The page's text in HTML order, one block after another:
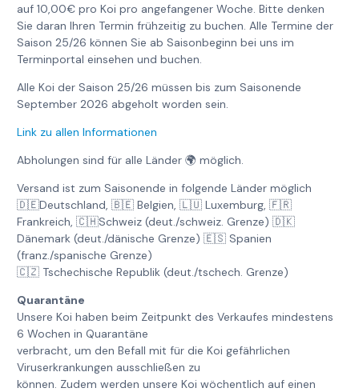
auf 10,00€ pro Koi pro angefangener Woche. Bitte denken
Sie daran Ihren Termin frühzeitig zu buchen. Alle Termine der
Saison 25/26 können Sie ab Saisonbeginn bei uns im
Terminportal einsehen und buchen.
Alle Koi der Saison 25/26 müssen bis zum Saisonende
September 2026 abgeholt worden sein.
Link zu allen Informationen
Abholungen sind für alle Länder 🌍 möglich.
Versand ist zum Saisonende in folgende Länder möglich
🇩🇪Deutschland, 🇧🇪 Belgien, 🇱🇺 Luxemburg, 🇫🇷
Frankreich, 🇨🇭Schweiz (deut./schweiz. Grenze) 🇩🇰
Dänemark (deut./dänische Grenze) 🇪🇸 Spanien
(franz./spanische Grenze)
🇨🇿 Tschechische Republik (deut./tschech. Grenze)
Quarantäne
Unsere Koi haben beim Zeitpunkt des Verkaufes mindestens
6 Wochen in Quarantäne
verbracht, um den Befall mit für die Koi gefährlichen
Viruserkrankungen ausschließen zu
können. Zudem werden unsere Koi wöchentlich auf einen